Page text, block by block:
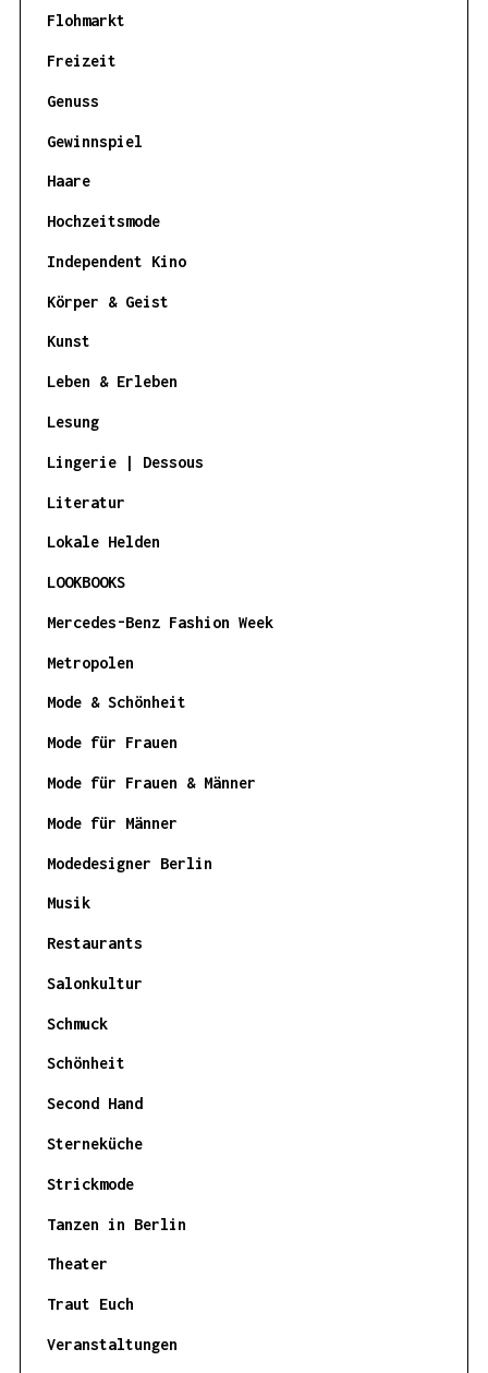
Flohmarkt
Freizeit
Genuss
Gewinnspiel
Haare
Hochzeitsmode
Independent Kino
Körper & Geist
Kunst
Leben & Erleben
Lesung
Lingerie | Dessous
Literatur
Lokale Helden
LOOKBOOKS
Mercedes-Benz Fashion Week
Metropolen
Mode & Schönheit
Mode für Frauen
Mode für Frauen & Männer
Mode für Männer
Modedesigner Berlin
Musik
Restaurants
Salonkultur
Schmuck
Schönheit
Second Hand
Sterneküche
Strickmode
Tanzen in Berlin
Theater
Traut Euch
Veranstaltungen